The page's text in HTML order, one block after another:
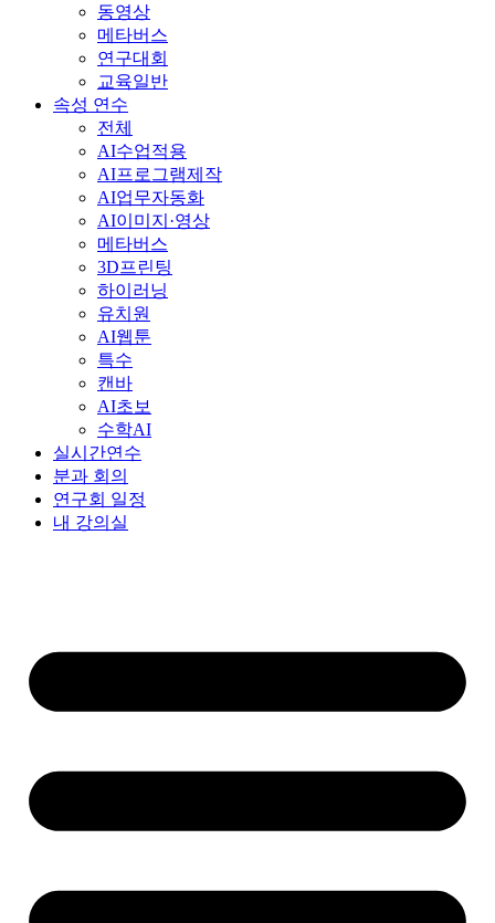
동영상
메타버스
연구대회
교육일반
속성 연수
전체
AI수업적용
AI프로그램제작
AI업무자동화
AI이미지·영상
메타버스
3D프린팅
하이러닝
유치원
AI웹툰
특수
캔바
AI초보
수학AI
실시간연수
분과 회의
연구회 일정
내 강의실